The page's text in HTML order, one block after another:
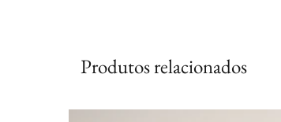
Produtos relacionados